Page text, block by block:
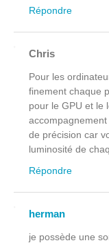
Répondre
Chris
Pour les
finement chaque
pour le GPU et le
de précision car
luminosité de
Répondre
herman
je possède une